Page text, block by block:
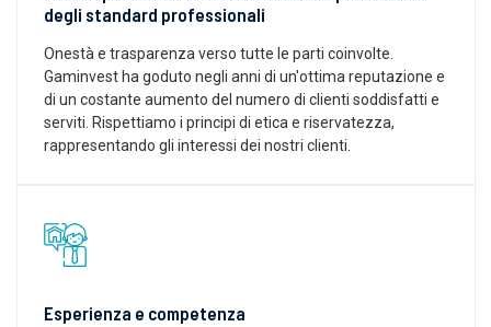
degli standard professionali
Onestà e trasparenza verso tutte le parti coinvolte.
Gaminvest ha goduto negli anni di un'ottima reputazione e
di un costante aumento del numero di clienti soddisfatti e
serviti. Rispettiamo i principi di etica e riservatezza,
rappresentando gli interessi dei nostri clienti.
Esperienza e competenza